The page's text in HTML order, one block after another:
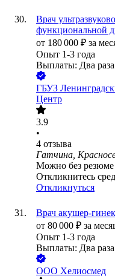
Врач
функциональной
от 180 000 ₽ за
Опыт 1-3 года
Выплаты: Два
ГБУЗ
Центр
3.9
•
4 отзыва
Гатчина,
Можно без резюме
Откликнитесь
Откликнуться
Врач акушер-
от 80 000 ₽ за
Опыт 1-3 года
Выплаты: Два
ООО Хелиосмед